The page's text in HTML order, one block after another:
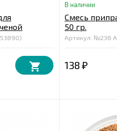
гр.
В наличии
Смесь
50 гр.
Артикул: №236
138 ₽